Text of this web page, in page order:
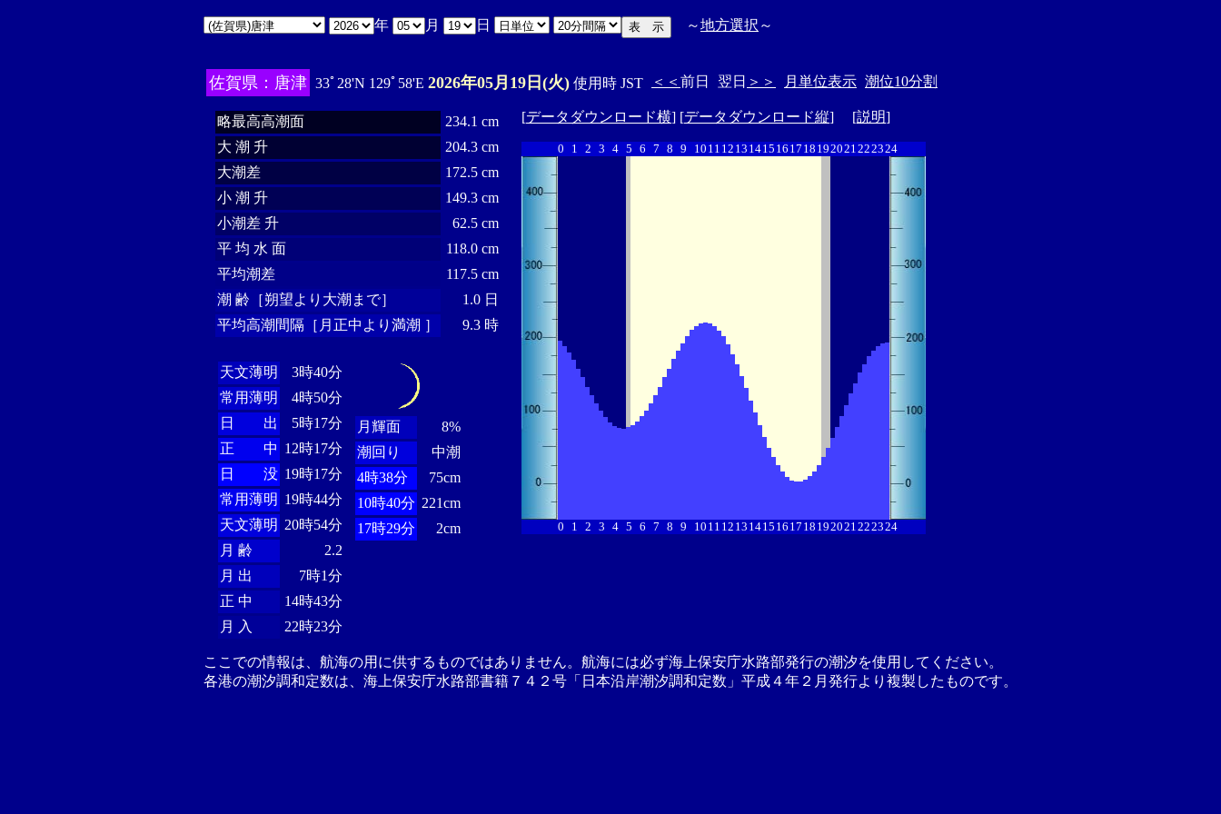
年 月 日 ～地方選択 ～
佐賀県：唐津 33ﾟ28'N 129ﾟ58'E 2026年05月19日(火) 使用時 JST ＜＜ 前日 翌日 ＞＞ 月単位表示 潮位10分割
略最高高潮面
234.1 cm
大 潮 升
204.3 cm
大潮差
172.5 cm
小 潮 升
149.3 cm
小潮差 升
62.5 cm
平 均 水 面
118.0 cm
平均潮差
117.5 cm
潮 齢［朔望より大潮まで］
1.0 日
平均高潮間隔［月正中より満潮 ］
9.3 時
天文薄明
3時40分
常用薄明
4時50分
日 出
5時17分
正 中 12時17分
日 没 19時17分
常用薄明 19時44分
天文薄明 20時54分
月 齢
2.2
月 出
7時1分
正 中
14時43分
月 入
22時23分
月輝面
8%
潮回り
中潮
4時38分
75cm
10時40分 221cm
17時29分
2cm
[データダウンロード横] [データダウンロード縦] [説明]
0 1 2 3 4 5 6 7 8 9 10 11 12 13 1415 16 17 18 192021222324
0 1 2 3 4 5 6 7 8 9 10 11 12 13 1415 16 17 18 192021222324
ここでの情報は、航海の用に供するものではありません。航海には必ず海上保安庁水路部発行の潮汐を使用してください。
各港の潮汐調和定数は、海上保安庁水路部書籍７４２号「日本沿岸潮汐調和定数」平成４年２月発行より複製したものです。